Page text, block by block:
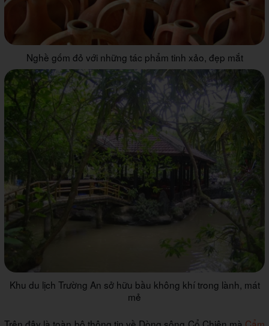
Nghề gốm đỏ với những tác phẩm tinh xảo, đẹp mắt
Khu du lịch Trường An sở hữu bầu không khí trong lành, mát
mẻ